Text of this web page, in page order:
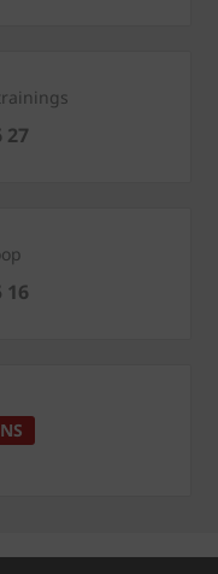
27
16